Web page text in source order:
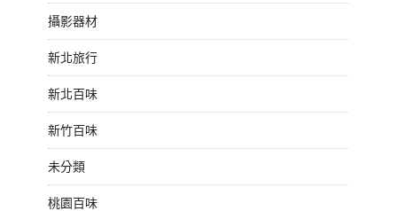
攝影器材
新北旅行
新北百味
新竹百味
未分類
桃園百味